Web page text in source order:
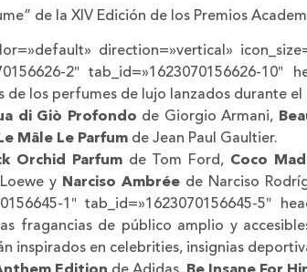
de la XIV Edición de los Premios
direction=»vertical»
2″ tab_id=»1623070156626-
de los perfumes de lujo lanzados durante el
di Giò Profondo de Giorgio Armani,
Mâle Le Parfum de Jean Paul Gaultier.
Orchid Parfumde Tom Ford, Coco
y Narciso Ambrée de Narciso
1″ tab_id=»1623070156645-5″
fragancias de público amplio y
inspirados en celebrities, insignias